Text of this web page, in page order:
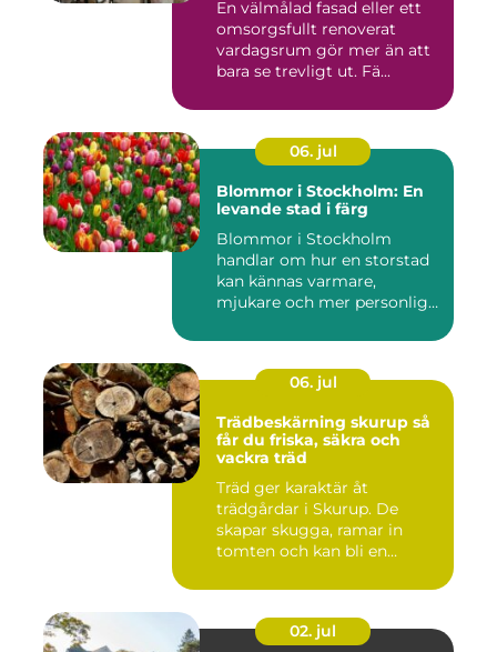
En välmålad fasad eller ett
omsorgsfullt renoverat
vardagsrum gör mer än att
bara se trevligt ut. Fä...
06. jul
Blommor i Stockholm: En
levande stad i färg
Blommor i Stockholm
handlar om hur en storstad
kan kännas varmare,
mjukare och mer personlig
06. jul
Trädbeskärning skurup så
får du friska, säkra och
vackra träd
Träd ger karaktär åt
trädgårdar i Skurup. De
skapar skugga, ramar in
tomten och kan bli en
02. jul